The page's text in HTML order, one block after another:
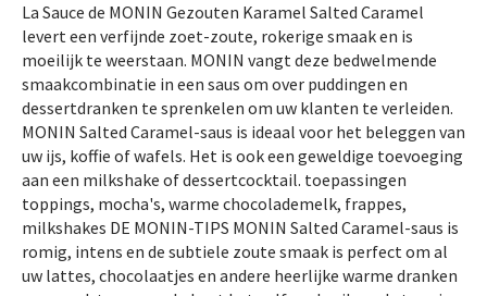
La Sauce de MONIN Gezouten Karamel Salted Caramel
levert een verfijnde zoet-zoute, rokerige smaak en is
moeilijk te weerstaan. MONIN vangt deze bedwelmende
smaakcombinatie in een saus om over puddingen en
dessertdranken te sprenkelen om uw klanten te verleiden.
MONIN Salted Caramel-saus is ideaal voor het beleggen van
uw ijs, koffie of wafels. Het is ook een geweldige toevoeging
aan een milkshake of dessertcocktail. toepassingen
toppings, mocha's, warme chocolademelk, frappes,
milkshakes DE MONIN-TIPS MONIN Salted Caramel-saus is
romig, intens en de subtiele zoute smaak is perfect om al
uw lattes, chocolaatjes en andere heerlijke warme dranken